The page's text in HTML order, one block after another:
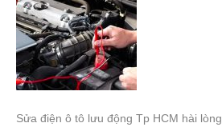
Sửa điện ô tô lưu động Tp HCM hài